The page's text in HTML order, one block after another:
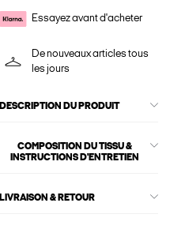
Essayez avant d'acheter
De nouveaux articles tous
les jours
DESCRIPTION DU PRODUIT
COMPOSITION DU TISSU &
INSTRUCTIONS D'ENTRETIEN
LIVRAISON & RETOUR